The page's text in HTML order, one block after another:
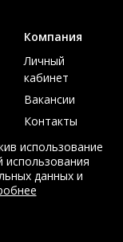
меха и кожи
Компания
Личный
кабинет
Вакансии
Контакты
использование
использования
данных и